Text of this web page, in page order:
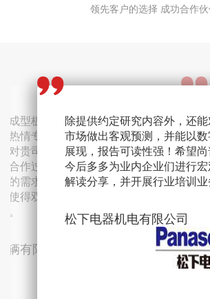
领先客户的选择 成功合作
与贵司合作过多个研究行项
短的项目周期内收到了告知
详实的调研成果。我司上下
信息源收集、现场调研、后
整理的各个调研流程都十分满
对我司开展各项业务有着非常
助！非常感谢！期待未来继
的调研报告、周到
表示感谢。特别是
组建过程中，提供
场调研报告，具有
得到了公司领导的
成型板材技术调查
热情专业、数据材
对贵司的服务非常
合作过程中， 能够
的需求目标与贵司
使得双方都少走弯
有限公司
除提供约定研究内容外，还
市场做出客观预测，并能以
展现，报告可读性强！希望
今后多多为业内企业们进行
解读分享，并开展行业培训业
松下电器机电有限公司
感谢尚普公司再一次高效率
调研协助，双方已有较长的
史，贵司一如既往的保持着
的高度配合与支持力度，交
现出专业水准，及贵司在汽车
续协助我司更深入的展开行业
数据挖掘，实现双方互利互
同稳定的长期发展。